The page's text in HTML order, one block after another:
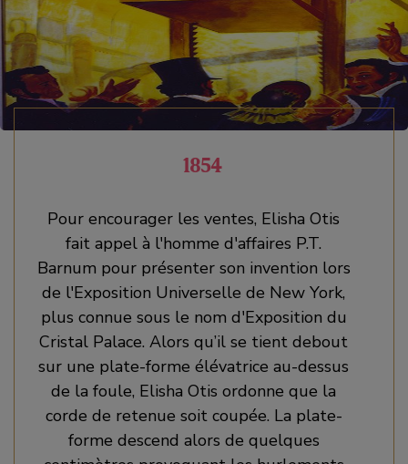
1854
Pour encourager les ventes, Elisha Otis
fait appel à l'homme d'affaires P.T.
Barnum pour présenter son invention lors
de l'Exposition Universelle de New York,
plus connue sous le nom d'Exposition du
Cristal Palace. Alors qu’il se tient debout
sur une plate-forme élévatrice au-dessus
de la foule, Elisha Otis ordonne que la
corde de retenue soit coupée. La plate-
forme descend alors de quelques